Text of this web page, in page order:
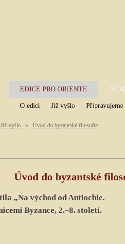
EDICE PRO ORIENTE
O edici Již vyšlo Připravujeme
Již vyšlo » Úvod do byzantské filosofie
Úvod do byzantské
„Na východ od Antiochie.
Byzance, 2.–8. století.